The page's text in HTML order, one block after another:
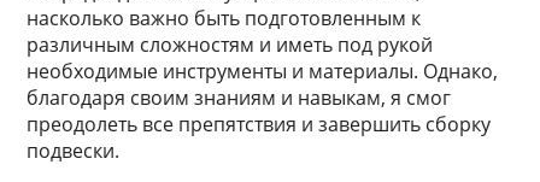
насколько важно быть подготовленным к
различным сложностям и иметь под рукой
необходимые инструменты и материалы. Однако,
благодаря своим знаниям и навыкам, я смог
преодолеть все препятствия и завершить сборку
подвески.